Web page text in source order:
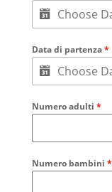
Data di partenza*
Numero adulti *
Numero bambini *